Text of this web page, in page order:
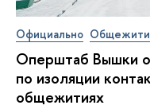
Официально
Оперштаб Вышки
по изоляции
общежитиях